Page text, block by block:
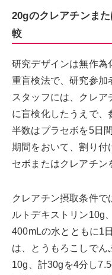
20gのクレアチンま
較
研究デザインは無作為
重盲検法で、研究参加
スタッフには、クレア
に盲検化したうえで
半数はプラセボを5日
期間をおいて、割り付
セボまたはクレアチン
クレアチン摂取条件
ルトデキストリン10g
400mLの水とともに1
は、とうもろこしでん
10g、計30gを4分し